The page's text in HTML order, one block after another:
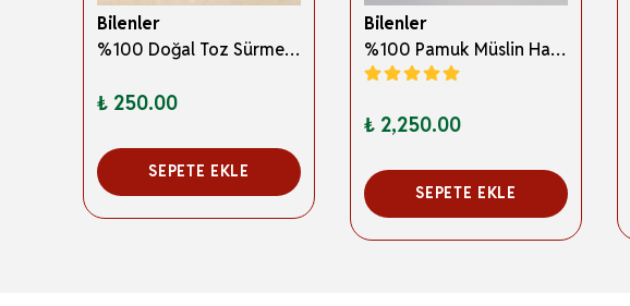
Bilenler
%100 Doğal Toz Sürme + Ahşap Sürme Çubuğu | Geleneksel ve Orijinal Göz Sürmesi
₺ 250.00
SEPETE EKLE
Bilenler
%100 Pamuk Müslin Hac İhramı – Hafif; Dikişsiz ve Antibakteriyel
₺ 2,250.00
SEPETE EKLE